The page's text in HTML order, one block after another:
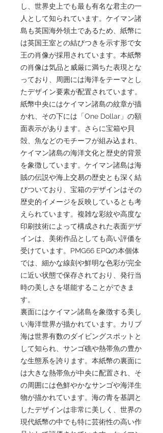
し、世界史上でも最も有名な君主の一
人として知られています。ケイマン諸
島も英国海外領土であるため、紙幣に
は英国王室との結びつきを示す形で女
王の肖像が採用されています。本紙幣
の肖像は気品と威厳に満ちた表現とな
っており、周囲には海洋をテーマとし
たデザイン要素が配置されています。
紙幣中央にはケイマン諸島の紋章が描
かれ、その下には「One Dollar」の額
面表示があります。さらに宝箱や貝
殻、魚などのモチーフが組み込まれ、
ケイマン諸島の海洋文化と歴史的背景
を象徴しています。ケイマン諸島は海
賊の伝説や海上交易の歴史とも深く結
びついており、宝箱のデザインはその
歴史的イメージを反映しているとも考
えられています。複雑な彩紋や高度な
印刷技術によって構成された表面デザ
インは、美術作品としても高い評価を
受けています。PMG66 EPQの本個体
では、細かな線刻や鮮明な色彩が完全
に近い状態で保存されており、発行当
時の美しさを堪能することができま
す。
裏面にはケイマン諸島を象徴する美し
い海洋世界が描かれています。カリブ
海は世界有数のダイビングスポットと
して知られ、サンゴ礁や熱帯魚の豊か
な生態系を誇ります。本紙幣の裏面に
は大きな熱帯魚が中央に配置され、そ
の周囲には色鮮やかなサンゴや海洋生
物が描かれています。海の青を基調と
したデザインは非常に美しく、世界の
現代紙幣の中でも特に芸術性の高い作